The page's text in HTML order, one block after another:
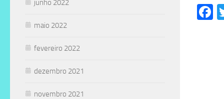
junho 2022
maio 2022
fevereiro 2022
dezembro 2021
novembro 2021